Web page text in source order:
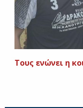
Τους ενώνει η